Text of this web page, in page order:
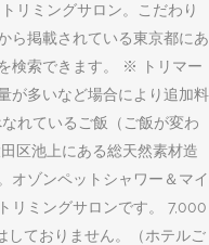
リミングサロン。こだわり
ら掲載されている東京都にあ
検索できます。 ※ トリマー
が多いなど場合により追加料
れているご飯（ご飯が変わ
区池上にある総天然素材造
オゾンペットシャワー＆マイ
リミングサロンです。 7,000
ておりません。（ホテルご